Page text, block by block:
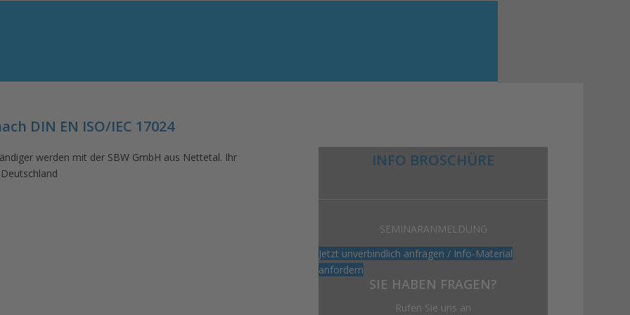
DIN EN ISO/IEC 17024
INFO BROSCHÜRE
SEMINARANMELDUNG
Jetzt unverbindlich anfragen / Info-Material
anfordern
SIE HABEN FRAGEN?
Rufen Sie uns an